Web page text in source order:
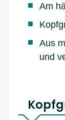
Am
Aus
und